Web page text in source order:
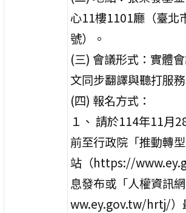
心11樓1101廳（臺北
號）。
(三) 會議形式：實體
文同步翻譯與聽打服務
(四) 報名方式：
１、 請於114年11月
前至行政院「推動轉
站（https://
息發布或「人權資訊
ww.ey.gov.tw/hrtj/）